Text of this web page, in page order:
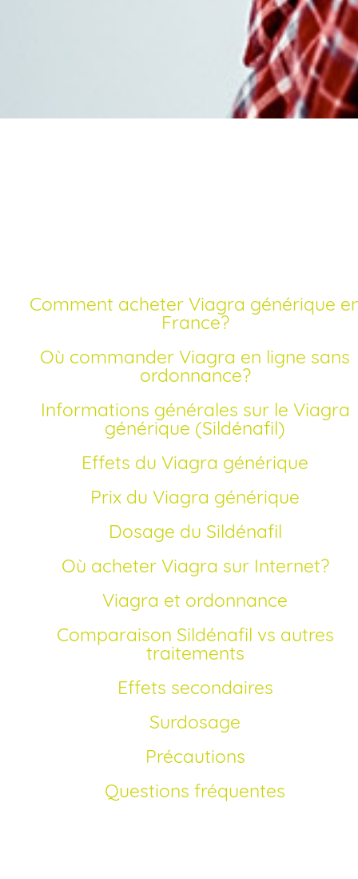
Comment acheter Viagra générique en
France?
Où commander Viagra en ligne sans
ordonnance?
Informations générales sur le Viagra
générique (Sildénafil)
Effets du Viagra générique
Prix du Viagra générique
Dosage du Sildénafil
Où acheter Viagra sur Internet?
Viagra et ordonnance
Comparaison Sildénafil vs autres
traitements
Effets secondaires
Surdosage
Précautions
Questions fréquentes